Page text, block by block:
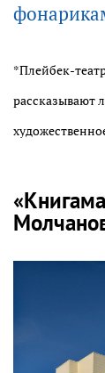
*Плейбек-
рассказывают